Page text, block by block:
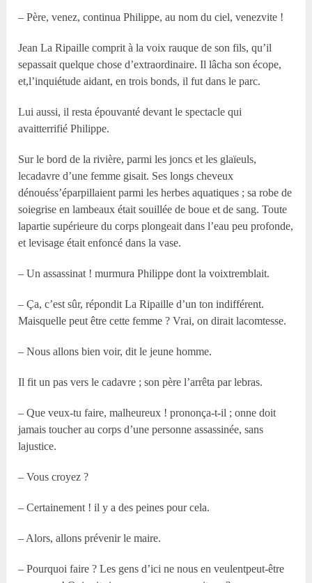
– Père, venez, continua Philippe, au nom du ciel, venezvite !
Jean La Ripaille comprit à la voix rauque de son fils, qu’il
sepassait quelque chose d’extraordinaire. Il lâcha son écope,
et,l’inquiétude aidant, en trois bonds, il fut dans le parc.
Lui aussi, il resta épouvanté devant le spectacle qui
avaitterrifié Philippe.
Sur le bord de la rivière, parmi les joncs et les glaïeuls,
lecadavre d’une femme gisait. Ses longs cheveux
dénouéss’éparpillaient parmi les herbes aquatiques ; sa robe de
soiegrise en lambeaux était souillée de boue et de sang. Toute
lapartie supérieure du corps plongeait dans l’eau peu profonde,
et levisage était enfoncé dans la vase.
– Un assassinat ! murmura Philippe dont la voixtremblait.
– Ça, c’est sûr, répondit La Ripaille d’un ton indifférent.
Maisquelle peut être cette femme ? Vrai, on dirait lacomtesse.
– Nous allons bien voir, dit le jeune homme.
Il fit un pas vers le cadavre ; son père l’arrêta par lebras.
– Que veux-tu faire, malheureux ! prononça-t-il ; onne doit
jamais toucher au corps d’une personne assassinée, sans
lajustice.
– Vous croyez ?
– Certainement ! il y a des peines pour cela.
– Alors, allons prévenir le maire.
– Pourquoi faire ? Les gens d’ici ne nous en veulentpeut-être